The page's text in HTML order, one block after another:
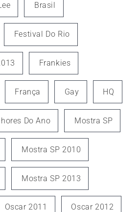
Brasil
Festival Do Rio
Frankies
França Gay HQ
Do Ano Mostra SP
Mostra SP 2010
Mostra SP 2013
Oscar 2011 Oscar 2012